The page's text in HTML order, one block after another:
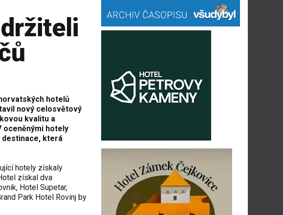
ých hotelů
nový celosvětový
kvalitu a
oceněnými hotely
která
hotely získaly
získal dva
Hotel Supetar,
Park Hotel Rovinj by